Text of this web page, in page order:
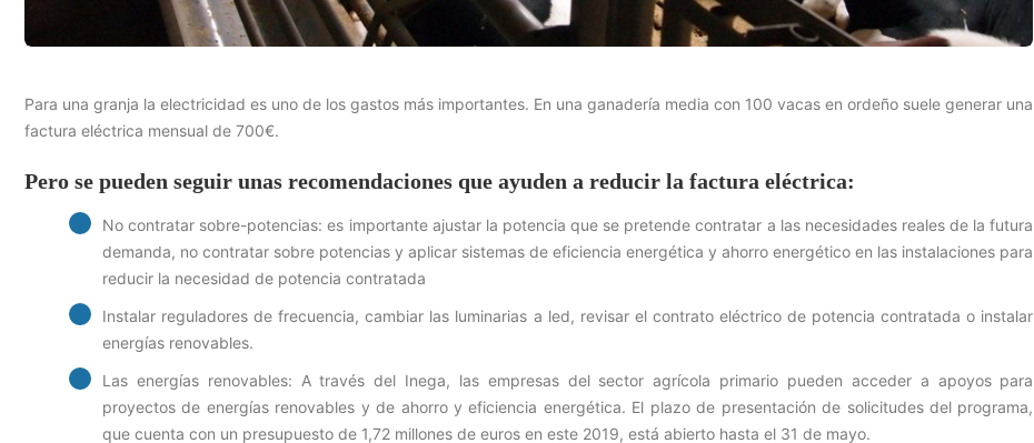
Para una granja la electricidad es uno de los gastos más importantes. En una ganadería media con 100 vacas en ordeño suele generar una
factura eléctrica mensual de 700€.
Pero se pueden seguir unas recomendaciones que ayuden a reducir la factura eléctrica:
No contratar sobre-potencias: es importante ajustar la potencia que se pretende contratar a las necesidades reales de la futura
demanda, no contratar sobre potencias y aplicar sistemas de eficiencia energética y ahorro energético en las instalaciones para
reducir la necesidad de potencia contratada
Instalar reguladores de frecuencia, cambiar las luminarias a led, revisar el contrato eléctrico de potencia contratada o instalar
energías renovables.
Las energías renovables: A través del Inega, las empresas del sector agrícola primario pueden acceder a apoyos para
proyectos de energías renovables y de ahorro y eficiencia energética. El plazo de presentación de solicitudes del programa,
que cuenta con un presupuesto de 1,72 millones de euros en este 2019, está abierto hasta el 31 de mayo.